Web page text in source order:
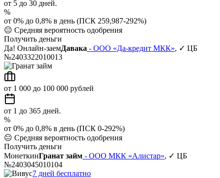
от 5 до 30 дней.
%
от 0% до 0,8% в день (ПСК 259,987-292%)
😐 Средняя вероятность одобрения
Получить деньги
Да! Онлайн-заемДавака - ООО «Да-кредит МКК», ✓ ЦБ
№2403322010013
от 1 000 до 100 000 рублей
от 1 до 365 дней.
%
от 0% до 0,8% в день (ПСК 0-292%)
😐 Средняя вероятность одобрения
Получить деньги
МонеткинГранат займ - ООО МКК «Алистар», ✓ ЦБ
№2403045010104
7 дней бесплатно